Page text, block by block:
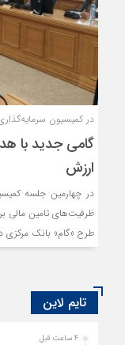
در کمیسیون
گامی جدید با
ارزش
در چهارمین جلسه
ظرفیت‌های تامین مالی
طرح «گام» بانک
تایم لاین
4 ساعت قبل